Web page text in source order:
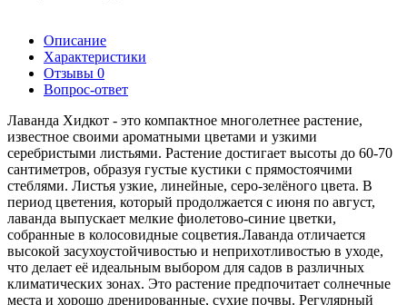
Описание
Характеристики
Отзывы 0
Вопрос-ответ
Лаванда Хидкот - это компактное многолетнее растение,
известное своими ароматными цветами и узкими
серебристыми листьями. Растение достигает высоты до 60-70
сантиметров, образуя густые кустики с прямостоячими
стеблями. Листья узкие, линейные, серо-зелёного цвета. В
период цветения, который продолжается с июня по август,
лаванда выпускает мелкие фиолетово-синие цветки,
собранные в колосовидные соцветия.Лаванда отличается
высокой засухоустойчивостью и неприхотливостью в уходе,
что делает её идеальным выбором для садов в различных
климатических зонах. Это растение предпочитает солнечные
места и хорошо дренированные, сухие почвы. Регулярный